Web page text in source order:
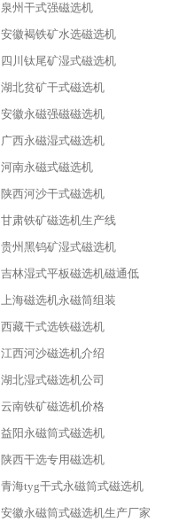
泉州干式强磁选机
安徽褐铁矿水选磁选机
四川钛尾矿湿式磁选机
湖北贫矿干式磁选机
安徽永磁强磁磁选机
广西永磁湿式磁选机
河南永磁式磁选机
陕西河沙干式磁选机
甘肃铁矿磁选机生产线
贵州黑钨矿湿式磁选机
吉林湿式平板磁选机磁通低
上海磁选机永磁筒组装
西藏干式选铁磁选机
江西河沙磁选机介绍
湖北湿式磁选机公司
云南铁矿磁选机价格
益阳永磁筒式磁选机
陕西干选专用磁选机
青海tyg干式永磁筒式磁选机
安徽永磁筒式磁选机生产厂家